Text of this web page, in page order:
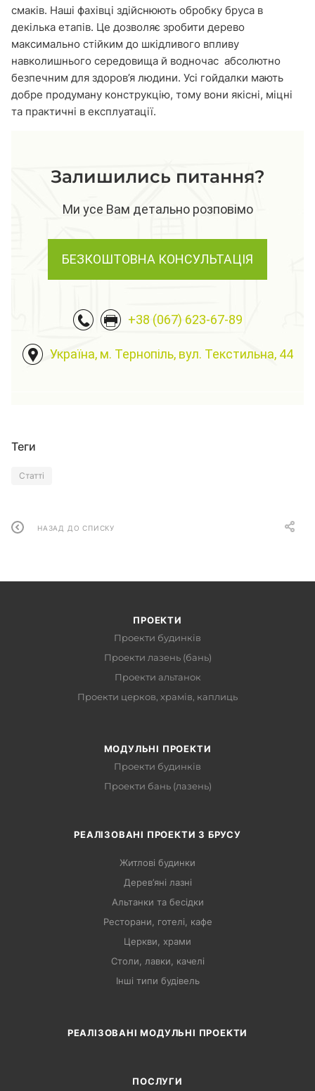
смаків. Наші фахівці здійснюють обробку бруса в
декілька етапів. Це дозволяє зробити дерево
максимально стійким до шкідливого впливу
навколишнього середовища й водночас абсолютно
безпечним для здоров’я людини. Усі гойдалки мають
добре продуману конструкцію, тому вони якісні, міцні
та практичні в експлуатації.
Залишились питання?
Ми усе Вам детально розповімо
БЕЗКОШТОВНА КОНСУЛЬТАЦІЯ
+38 (067) 623-67-89
Україна, м. Тернопіль, вул. Текстильна, 44
Теги
Статті
НАЗАД ДО СПИСКУ
ПРОЕКТИ
Проекти будинків
Проекти лазень (бань)
Проекти альтанок
Проекти церков, храмів, каплиць
МОДУЛЬНІ ПРОЕКТИ
Проекти будинків
Проекти бань (лазень)
РЕАЛІЗОВАНІ ПРОЕКТИ З БРУСУ
Житлові будинки
Дерев’яні лазні
Альтанки та бесідки
Ресторани, готелі, кафе
Церкви, храми
Столи, лавки, качелі
Інші типи будівель
РЕАЛІЗОВАНІ МОДУЛЬНІ ПРОЕКТИ
ПОСЛУГИ